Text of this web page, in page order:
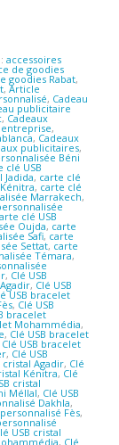
accessoires
de goodies
goodies Rabat,
, Article
, Cadeau
publicitaire
, Cadeaux
entreprise,
, Cadeaux
publicitaires,
Béni
clé USB
Jadida, carte clé
, carte clé
Marrakech,
clé USB
Oujda, carte
Safi, carte
Settat, carte
Témara,
, Clé USB
, Clé USB
USB bracelet
, Clé USB
bracelet
Mohammédia,
, Clé USB bracelet
Clé USB bracelet
, Clé USB
cristal Agadir, Clé
Kénitra, Clé
cristal
Méllal, Clé USB
Dakhla,
Fès,
USB cristal
, Clé